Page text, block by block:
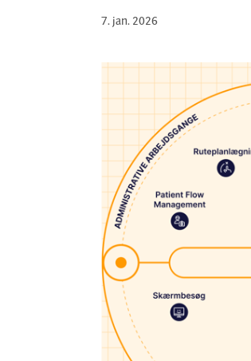
7. jan. 2026